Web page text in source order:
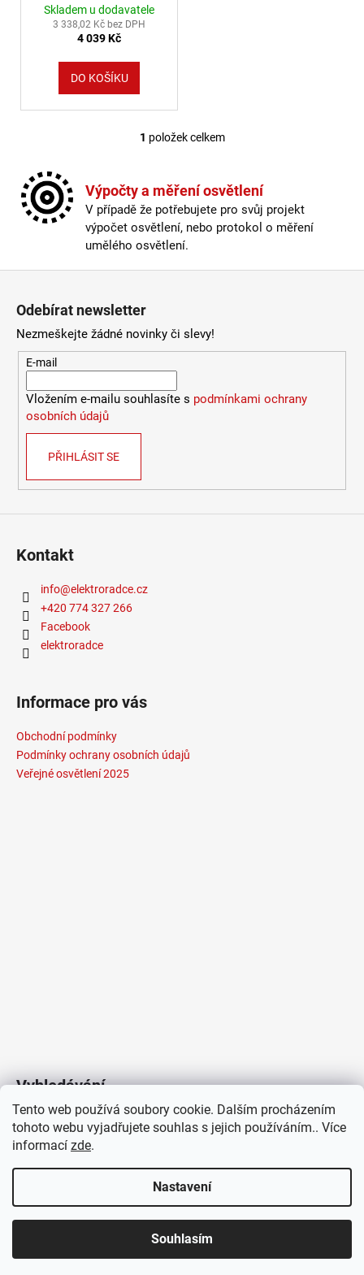
Tento web používá soubory cookie. Dalším procházením
tohoto webu vyjadřujete souhlas s jejich používáním.. Více
informací zde.
Nastavení
Souhlasím
2320321035
Skladem u dodavatele
3 338,02 Kč bez DPH
4 039 Kč
DO KOŠÍKU
Ovládací prvky výpisu
1 položek celkem
Výpočty a měření osvětlení
V případě že potřebujete pro svůj projekt
výpočet osvětlení, nebo protokol o měření
umělého osvětlení.
ZÁPUSTNÉ
LIGHTING
Odebírat newsletter
Nezmeškejte žádné novinky či slevy!
E-mail
Vložením e-mailu souhlasíte s podmínkami ochrany
osobních údajů
PŘIHLÁSIT SE
Kontakt
info@elektroradce.cz
+420 774 327 266
Facebook
elektroradce
Informace pro vás
Obchodní podmínky
Podmínky ochrany osobních údajů
Veřejné osvětlení 2025
Vyhledávání
HLEDAT
/
J&K
Vytvořil Shoptet
Copyright 2026
Elektroradce.cz. Všechna